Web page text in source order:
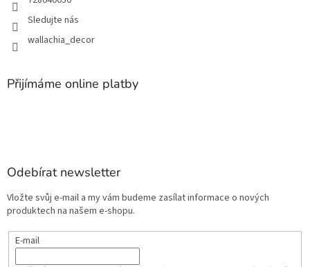
Sledujte nás
wallachia_decor
Přijímáme online platby
Odebírat newsletter
Vložte svůj e-mail a my vám budeme zasílat informace o nových
produktech na našem e-shopu.
E-mail